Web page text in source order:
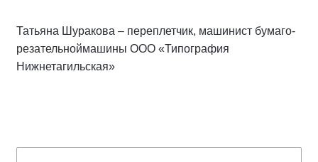
Татьяна Шуракова – переплетчик, машинист бумаго-
резательноймашины ООО «Типография
Нижнетагильская»